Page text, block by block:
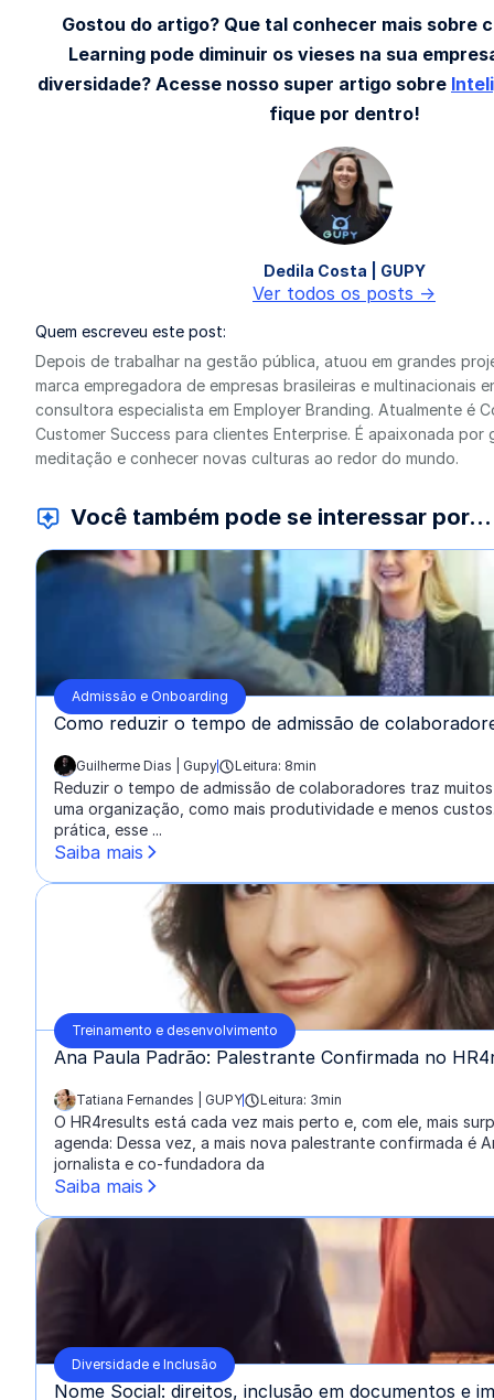
Gostou do artigo? Que tal conhecer mais sobre
Learning pode diminuir os vieses na sua
diversidade? Acesse nosso super artigo sobre
fique por dentro!
Dedila Costa | GUPY
Ver todos os posts ->
Quem escreveu este post:
Depois de trabalhar na gestão pública, atuou em grandes
marca empregadora de empresas brasileiras e multinacionais
consultora especialista em Employer Branding. Atualmente é
Customer Success para clientes Enterprise. É apaixonada por
meditação e conhecer novas culturas ao redor do mundo.
Você também pode se interessar por...
Admissão e Onboarding
Como reduzir o tempo de admissão de
escrito por:
Guilherme Dias | Gupy Leitura: 8min
Reduzir o tempo de admissão de colaboradores traz
uma organização, como mais produtividade e menos
prática, esse ...
Saiba mais
Treinamento e desenvolvimento
Ana Paula Padrão: Palestrante Confirmada no
escrito por:
Tatiana Fernandes | GUPY Leitura: 3min
O HR4results está cada vez mais perto e, com ele, mais
agenda: Dessa vez, a mais nova palestrante confirmada é
jornalista e co-fundadora da
Saiba mais
Diversidade e Inclusão
Nome Social: direitos, inclusão em documentos e